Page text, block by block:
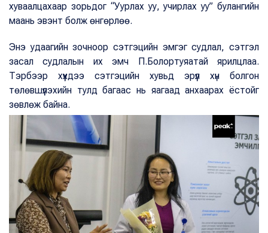
хуваалцахаар зорьдог “Уурлах уу, учирлах уу” булангийн
маань эвэнт болж өнгөрлөө.
Энэ удаагийн зочноор сэтгэцийн эмгэг судлал, сэтгэл
засал судлалын их эмч П.Болортуяатай ярилцлаа.
Тэрбээр хүүхдээ сэтгэцийн хувьд эрүүл хүн болгон
төлөвшүүлэхийн тулд багаас нь яагаад анхаарах ёстойг
зөвлөж байна.